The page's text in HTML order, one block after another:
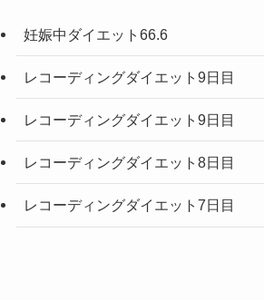
妊娠中ダイエット66.6
レコーディングダイエット9日目
レコーディングダイエット9日目
レコーディングダイエット8日目
レコーディングダイエット7日目